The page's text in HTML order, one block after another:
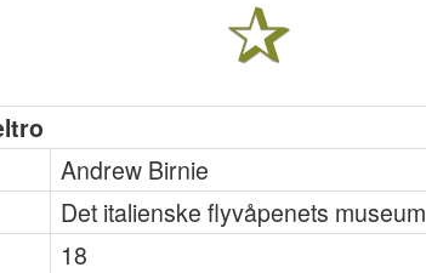
Andrew Birnie
Det italienske flyvåpenets museum
18